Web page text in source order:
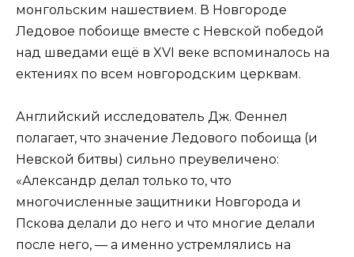
монгольским нашествием. В Новгороде
Ледовое побоище вместе с Невской победой
над шведами ещё в XVI веке вспоминалось на
ектениях по всем новгородским церквам.
Английский исследователь Дж. Феннел
полагает, что значение Ледового побоища (и
Невской битвы) сильно преувеличено:
«Александр делал только то, что
многочисленные защитники Новгорода и
Пскова делали до него и что многие делали
после него, — а именно устремлялись на